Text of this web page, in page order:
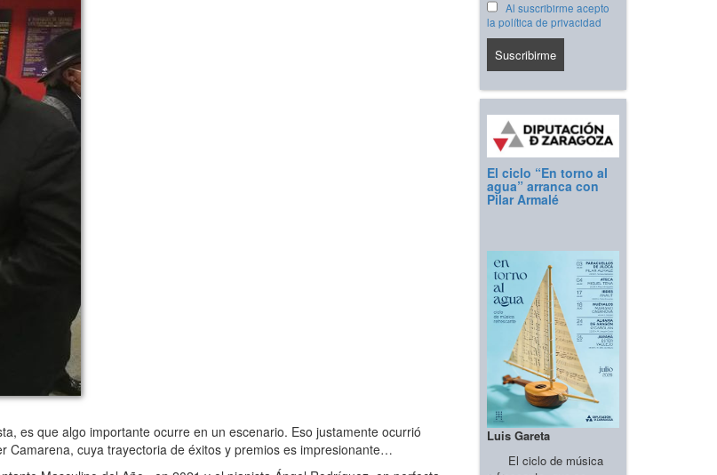
es que algo importante ocurre en un escenario. Eso justamente ocurrió
Camarena, cuya trayectoria de éxitos y premios es impresionante…
Al suscribirme acepto
la política de privacidad
El ciclo “En torno al
agua” arranca con
Pilar Armalé
Luis Gareta
El ciclo de música